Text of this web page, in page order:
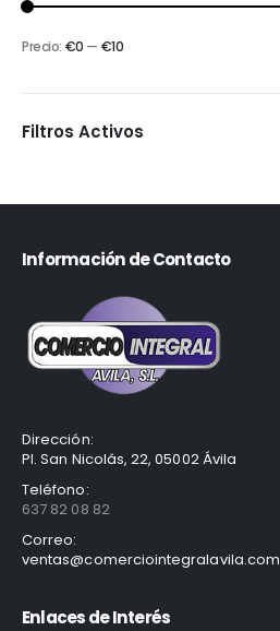
Precio: €0 — €10
Filtros Activos
Información de Contacto
Dirección:
Pl. San Nicolás, 22, 05002 Ávila
Teléfono:
637 82 08 82
Correo:
ventas@comerciointegralavila.com
Enlaces de Interés